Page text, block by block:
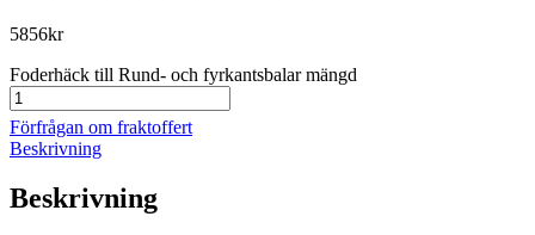
5856kr
Foderhäck till Rund- och fyrkantsbalar mängd
Förfrågan om fraktoffert
Beskrivning
Beskrivning